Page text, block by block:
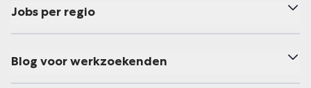
Jobs per regio
Blog voor werkzoekenden